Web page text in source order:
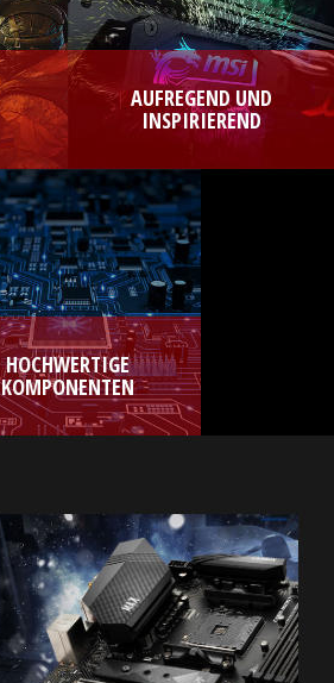
AUFREGEND UND
INSPIRIEREND
HOCHWERTIGE
KOMPONENTEN